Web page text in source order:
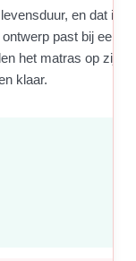
en dat is
past bij een
het matras op zijn
klaar.